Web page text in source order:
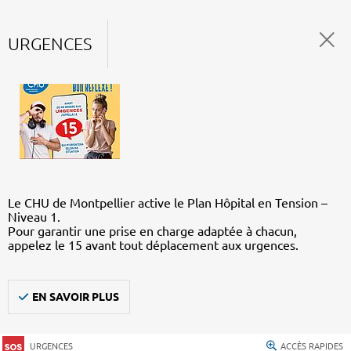
URGENCES
Le CHU de Montpellier active le Plan Hôpital en Tension –
Niveau 1.
Pour garantir une prise en charge adaptée à chacun,
appelez le 15 avant tout déplacement aux urgences.
EN SAVOIR PLUS
URGENCES ACCÈS RAPIDES